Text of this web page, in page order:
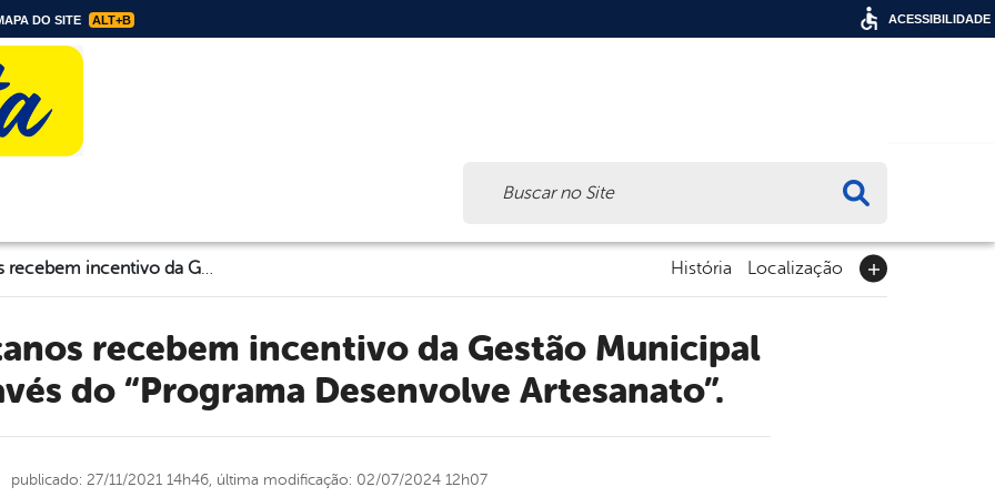
DO SITE ALT+B
Artesãos florestanos recebem incentivo da Gestão Municipal e SEBRAE através do “Programa Desenvolve Artesanato”. História Localização
do “Programa Desenvolve Artesanato”.
publicado: 27/11/2021 14h46, última modificação: 02/07/2024 12h07
ACESSIBILIDADE